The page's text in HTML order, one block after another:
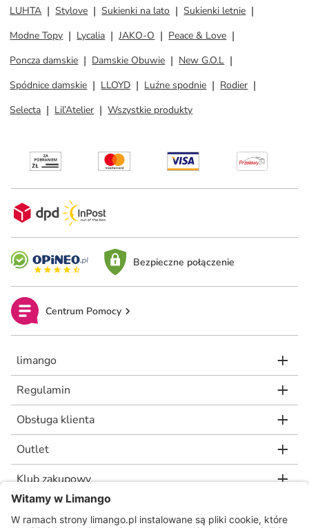
LUHTA
Stylove Sukienki na lato
Sukienki letnie
Modne Topy
Lycalia JAKO-O
Peace & Love
Poncza damskie
Damskie Obuwie
New G.O.L
Spódnice damskie
LLOYD Luźne spodnie
Rodier
Selecta
Lil’Atelier Wszystkie produkty
Bezpieczne połączenie
Centrum Pomocy
limango
Regulamin
Obsługa klienta
Outlet
Klub zakupowy